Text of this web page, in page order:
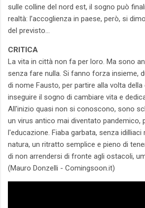
sulle colline del nord est, il sogno può
realtà: l’accoglienza in paese, però, si
del previsto…
CRITICA
La vita in città non fa per loro. Ma sono
senza fare nulla. Si fanno forza insieme,
di nome Fausto, per partire alla volta della
inseguire il sogno di cambiare vita e
All'inizio quasi non si conoscono, sono
un virus antico mai diventato pandemico,
l'educazione. Fiaba garbata, senza
natura, un ritratto semplice e pieno di
di non arrendersi di fronte agli ostacoli,
(Mauro Donzelli - Comingsoon.it)